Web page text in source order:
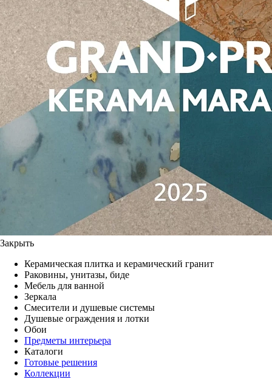
Закрыть
Керамическая плитка и керамический гранит
Раковины, унитазы, биде
Мебель для ванной
Зеркала
Смесители и душевые системы
Душевые ограждения и лотки
Обои
Предметы интерьера
Каталоги
Готовые решения
Коллекции